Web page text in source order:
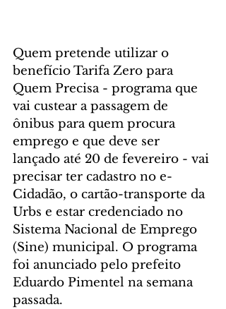
Quem pretende utilizar o
benefício Tarifa Zero para
Quem Precisa - programa que
vai custear a passagem de
ônibus para quem procura
emprego e que deve ser
lançado até 20 de fevereiro - vai
precisar ter cadastro no e-
Cidadão, o cartão-transporte da
Urbs e estar credenciado no
Sistema Nacional de Emprego
(Sine) municipal. O programa
foi anunciado pelo prefeito
Eduardo Pimentel na semana
passada.